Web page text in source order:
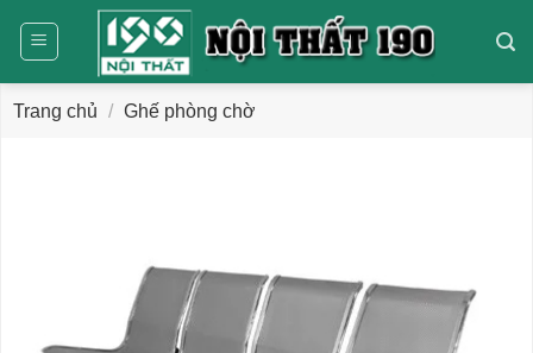
dung
Trang chủ / Ghế phòng chờ